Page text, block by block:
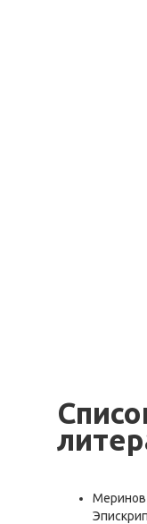
Меринов